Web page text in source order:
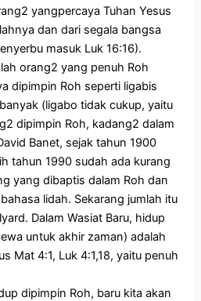
yangpercaya Tuhan Yesus
dan dari segala bangsa
masuk Luk 16:16).
orang2 yang penuh Roh
dipimpin Roh seperti ligabis
(ligabo tidak cukup, yaitu
dipimpin Roh, kadang2 dalam
Banet, sejak tahun 1900
tahun 1990 sudah ada kurang
yang dibaptis dalam Roh dan
lidah. Sekarang jumlah itu
Dalam Wasiat Baru, hidup
untuk akhir zaman) adalah
Mat 4:1, Luk 4:1,18, yaitu penuh
dipimpin Roh, baru kita akan